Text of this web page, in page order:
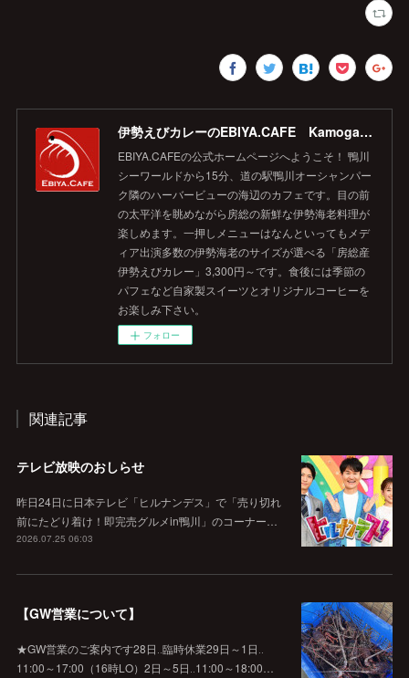
伊勢えびカレーのEBIYA.CAFE Kamogawa 【公式】
EBIYA.CAFEの公式ホームページへようこそ！ 鴨川
シーワールドから15分、道の駅鴨川オーシャンパー
ク隣のハーバービューの海辺のカフェです。目の前
の太平洋を眺めながら房総の新鮮な伊勢海老料理が
楽しめます。一押しメニューはなんといってもメデ
ィア出演多数の伊勢海老のサイズが選べる「房総産
伊勢えびカレー」3,300円～です。食後には季節の
パフェなど自家製スイーツとオリジナルコーヒーを
お楽しみ下さい。
フォロー
関連記事
テレビ放映のおしらせ
昨日24日に日本テレビ「ヒルナンデス」で「売り切れ
前にたどり着け！即完売グルメin鴨川」のコーナー…
2026.07.25 06:03
【GW営業について】
★GW営業のご案内です28日‥臨時休業29日～1日‥
11:00～17:00（16時LO）2日～5日‥11:00～18:00…